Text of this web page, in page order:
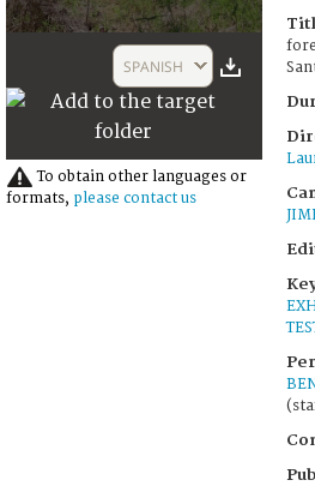
1
seconds
SPANISH
To obtain other languages or
formats, please contact us